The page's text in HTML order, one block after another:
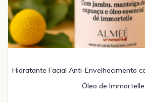
Hidratante Facial Anti-Envelhecimento
Óleo de Immortelle